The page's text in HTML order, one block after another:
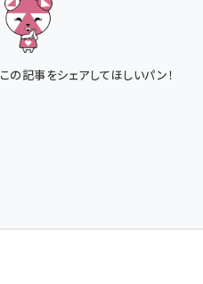
この記事をシェアしてほしいパン！